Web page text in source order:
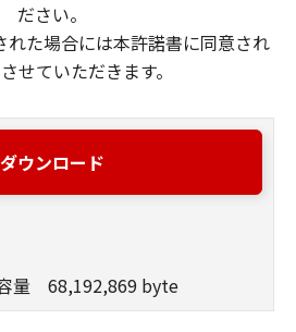
ださい。
れた場合には本許諾書に同意され
せていただきます。
ダウンロード
量 68,192,869 byte